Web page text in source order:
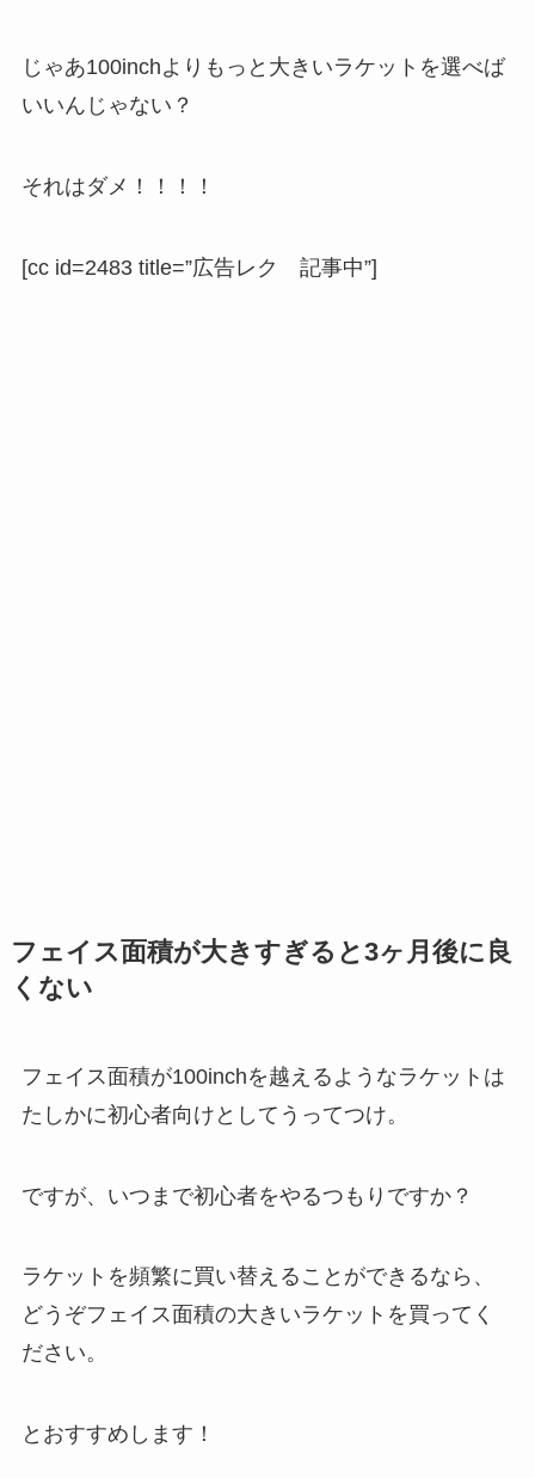
じゃあ100inchよりもっと大きいラケットを選べば
いいんじゃない？
それはダメ！！！！
[cc id=2483 title=”広告レク 記事中”]
フェイス面積が大きすぎると3ヶ月後に良
くない
フェイス面積が100inchを越えるようなラケットは
たしかに初心者向けとしてうってつけ。
ですが、いつまで初心者をやるつもりですか？
ラケットを頻繁に買い替えることができるなら、
どうぞフェイス面積の大きいラケットを買ってく
ださい。
とおすすめします！